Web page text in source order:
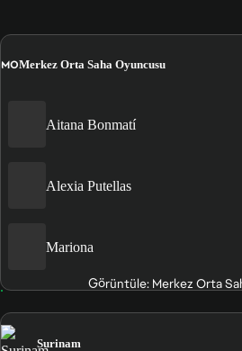
MOMerkez Orta Saha Oyuncusu
Aitana Bonmatí
Alexia Putellas
Mariona
Görüntüle: Merkez Orta
Surinam